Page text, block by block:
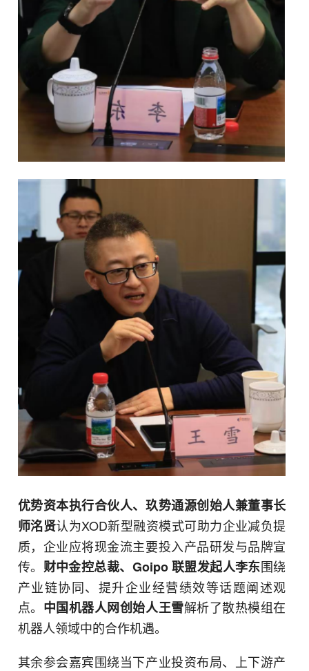
优势资本执行合伙人、玖势通源创始人兼董事长
师洺贤认为XOD新型融资模式可助力企业减负提
质，企业应将现金流主要投入产品研发与品牌宣
传。 财中金控总裁、Goipo 联盟发起人李东围绕
产业链协同、提升企业经营绩效等话题阐述观
点。 中国机器人网创始人王雪解析了散热模组在
机器人领域中的合作机遇。
其余参会嘉宾围绕当下产业投资布局、上下游产